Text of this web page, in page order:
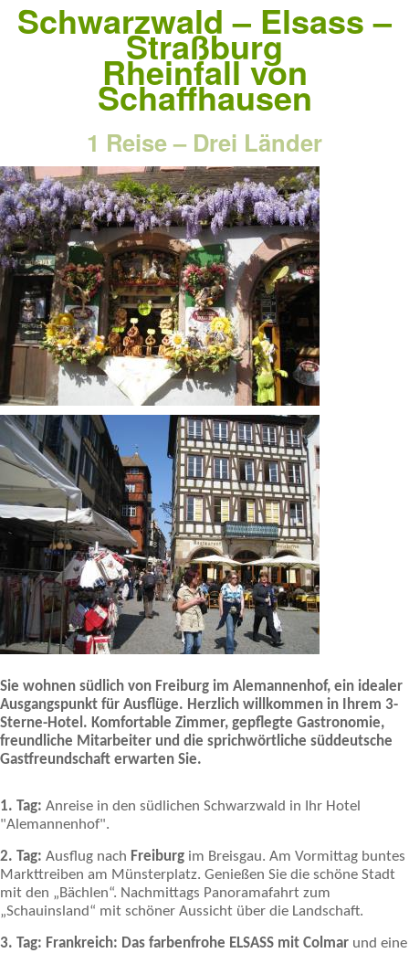
Schwarzwald – Elsass –
Straßburg
Rheinfall von
Schaffhausen
1 Reise – Drei Länder
Sie wohnen südlich von Freiburg im Alemannenhof, ein idealer
Ausgangspunkt für Ausflüge. Herzlich willkommen in Ihrem 3-
Sterne-Hotel. Komfortable Zimmer, gepflegte Gastronomie,
freundliche Mitarbeiter und die sprichwörtliche süddeutsche
Gastfreundschaft erwarten Sie.
1. Tag: Anreise in den südlichen Schwarzwald in Ihr Hotel
"Alemannenhof".
2. Tag: Ausflug nach Freiburg im Breisgau. Am Vormittag buntes
Markttreiben am Münsterplatz. Genießen Sie die schöne Stadt
mit den „Bächlen“. Nachmittags Panoramafahrt zum
„Schauinsland“ mit schöner Aussicht über die Landschaft.
3. Tag: Frankreich: Das farbenfrohe ELSASS mit Colmar und eine